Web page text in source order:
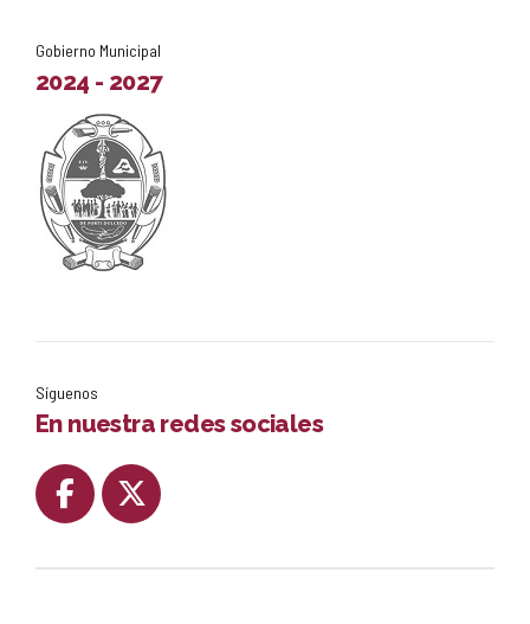
Gobierno Municipal
2024 - 2027
Síguenos
En nuestra redes sociales